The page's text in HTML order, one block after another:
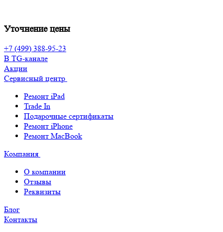
Уточнение цены
+7 (499) 388-95-23
В TG-канале
Акции
Сервисный центр
Ремонт iPad
Trade In
Подарочные сертификаты
Ремонт iPhone
Ремонт MacBook
Компания
О компании
Отзывы
Реквизиты
Блог
Контакты